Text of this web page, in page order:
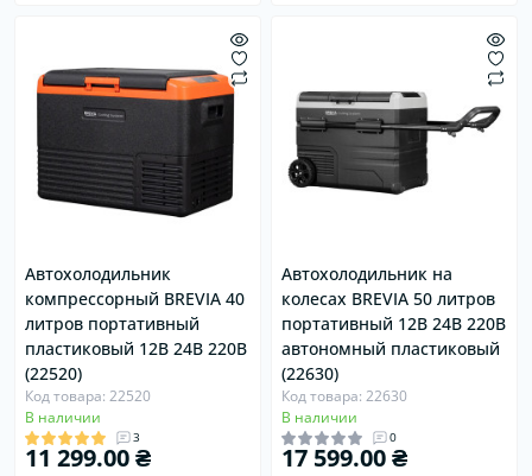
Автохолодильник
компрессорный BREVIA 40
литров портативный
пластиковый 12В 24В 220В
(22520)
Код товара: 22520
В наличии
3
11 299.00 ₴
Автохолодильник на
колесах BREVIA 50 литров
портативный 12В 24В 220В
автономный пластиковый
(22630)
Код товара: 22630
В наличии
0
17 599.00 ₴